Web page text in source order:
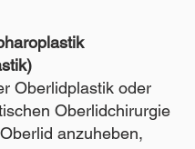
Oberlidplastik oder
Oberlidchirurgie
anzuheben,